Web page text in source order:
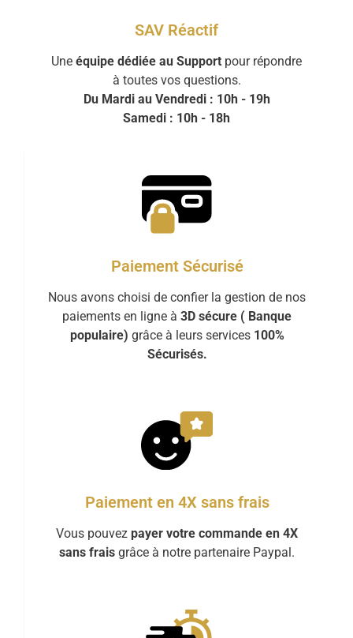
SAV Réactif
Une équipe dédiée au Support pour répondre
à toutes vos questions.
Du Mardi au Vendredi : 10h - 19h
Samedi : 10h - 18h
Paiement Sécurisé
Nous avons choisi de confier la gestion de nos
paiements en ligne à 3D sécure ( Banque
populaire) grâce à leurs services 100%
Sécurisés.
Paiement en 4X sans frais
Vous pouvez payer votre commande en 4X
sans frais grâce à notre partenaire Paypal.